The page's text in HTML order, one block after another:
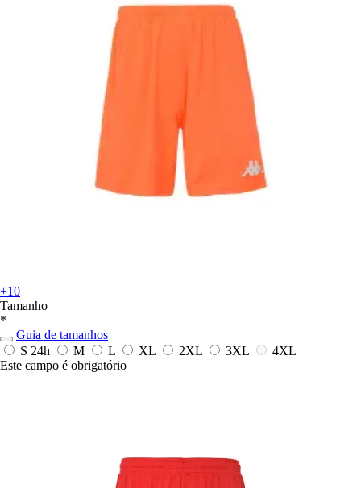
+10
Tamanho
*
Guia de tamanhos
S 24h M L XL 2XL 3XL
4XL
Este campo é obrigatório